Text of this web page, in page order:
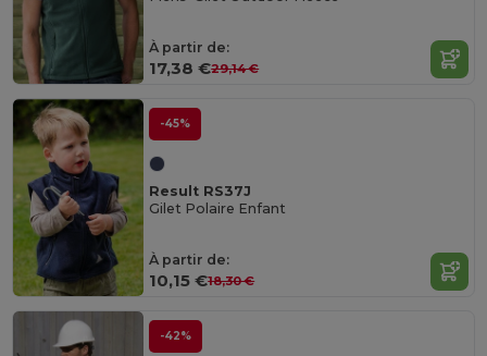
À partir de:
17,38 €29,14 €
-45%
Result RS37J
Gilet Polaire Enfant
À partir de:
10,15 €18,30 €
-42%